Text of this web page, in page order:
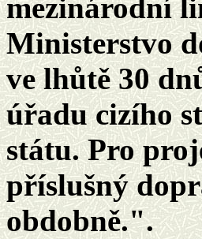
mezinárodní
Ministerstvo
ve lhůtě 30
úřadu cizího
státu. Pro
příslušný
obdobně.".